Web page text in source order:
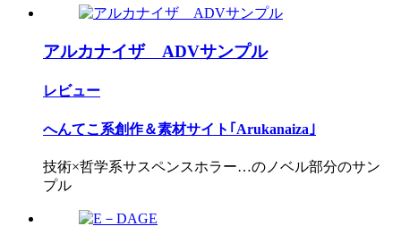
アルカナイザ ADVサンプル
レビュー
へんてこ系創作＆素材サイト｢Arukanaiza｣
技術×哲学系サスペンスホラー…のノベル部分のサン
プル